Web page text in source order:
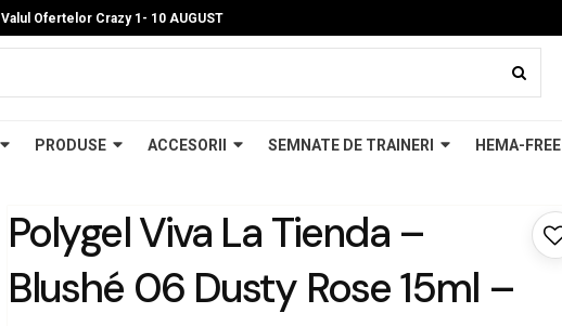
Valul Ofertelor Crazy 1- 10 AUGUST
PRODUSE ACCESORII SEMNATE DE TRAINERI HEMA-FREE
Polygel Viva La Tienda –
Blushé 06 Dusty Rose 15ml –